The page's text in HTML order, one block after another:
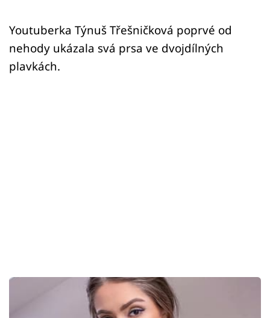
Youtuberka Týnuš Třešničková poprvé od
nehody ukázala svá prsa ve dvojdílných
plavkách.